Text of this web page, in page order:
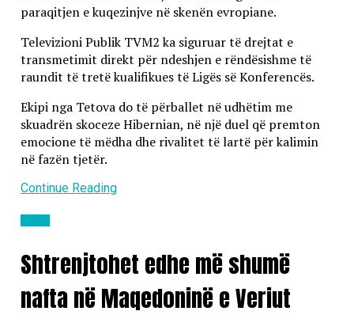
paraqitjen e kuqezinjve në skenën evropiane.
Televizioni Publik TVM2 ka siguruar të drejtat e
transmetimit direkt për ndeshjen e rëndësishme të
raundit të tretë kualifikues të Ligës së Konferencës.
Ekipi nga Tetova do të përballet në udhëtim me
skuadrën skoceze Hibernian, në një duel që premton
emocione të mëdha dhe rivalitet të lartë për kalimin
në fazën tjetër.
Continue Reading
Shtrenjtohet edhe më shumë
nafta në Maqedoninë e Veriut